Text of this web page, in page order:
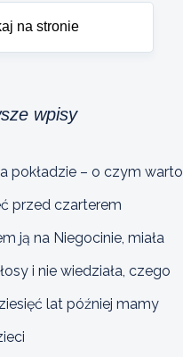
wpisy
pokładzie – o czym warto
przed czarterem
ją na Niegocinie, miała
i nie wiedziała, czego
lat później mamy